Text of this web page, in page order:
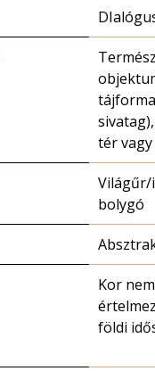
tér
Világűr/
bolygó
Kor nem
földi